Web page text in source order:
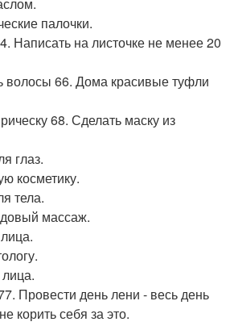
палочки.
Написать на листочке не менее 20
волосы 66. Дома красивые туфли
68. Сделать маску из
глаз.
косметику.
тела.
массаж.
Провести день лени - весь день
корить себя за это.